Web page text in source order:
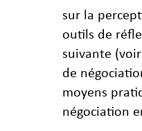
sur la
outils de
suivante
de
moyens
négociation